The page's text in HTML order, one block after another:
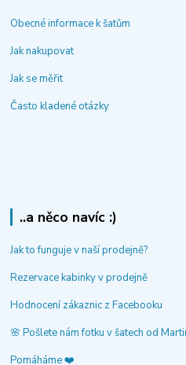
Obecné informace k šatům
Jak nakupovat
Jak se měřit
Často kladené otázky
..a něco navíc :)
Jak to funguje v naší prodejně?
Rezervace kabinky v prodejně
Hodnocení zákaznic z Facebooku
🌸 Pošlete nám fotku v šatech od
Pomáháme ❤️